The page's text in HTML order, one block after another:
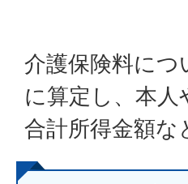
介護保険料に
に算定し、本
合計所得金額